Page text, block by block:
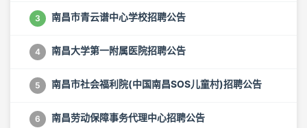
3 南昌市青云谱中心学校招聘公告
4 南昌大学第一附属医院招聘公告
5 南昌市社会福利院(中国南昌SOS儿童村)招聘公告
6 南昌劳动保障事务代理中心招聘公告